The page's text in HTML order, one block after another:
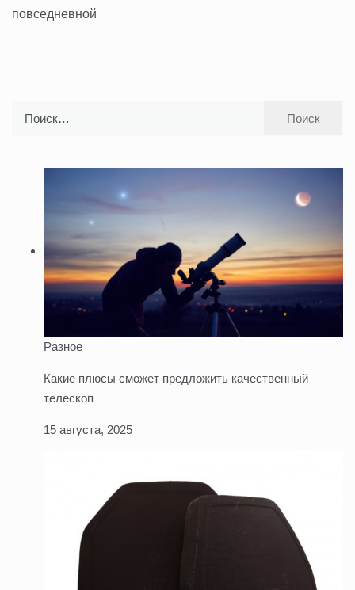
повседневной
Разное
Какие плюсы сможет предложить качественный
телескоп
15 августа, 2025